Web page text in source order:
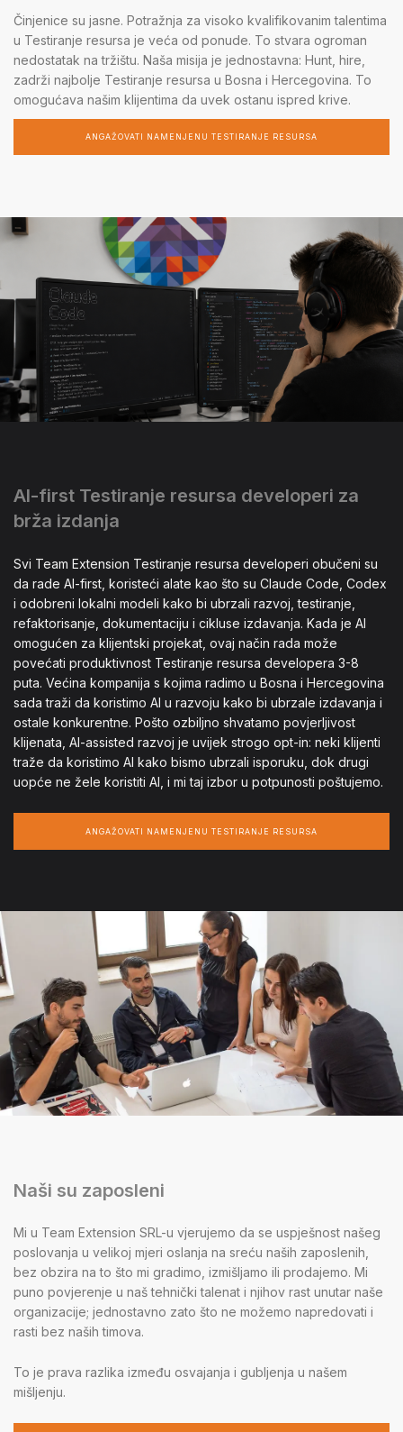
Činjenice su jasne. Potražnja za visoko kvalifikovanim talentima
u Testiranje resursa je veća od ponude. To stvara ogroman
nedostatak na tržištu. Naša misija je jednostavna: Hunt, hire,
zadrži najbolje Testiranje resursa u Bosna i Hercegovina. To
omogućava našim klijentima da uvek ostanu ispred krive.
ANGAŽOVATI NAMENJENU TESTIRANJE RESURSA
AI-first Testiranje resursa developeri za
brža izdanja
Svi Team Extension Testiranje resursa developeri obučeni su
da rade AI-first, koristeći alate kao što su Claude Code, Codex
i odobreni lokalni modeli kako bi ubrzali razvoj, testiranje,
refaktorisanje, dokumentaciju i cikluse izdavanja. Kada je AI
omogućen za klijentski projekat, ovaj način rada može
povećati produktivnost Testiranje resursa developera 3-8
puta. Većina kompanija s kojima radimo u Bosna i Hercegovina
sada traži da koristimo AI u razvoju kako bi ubrzale izdavanja i
ostale konkurentne. Pošto ozbiljno shvatamo povjerljivost
klijenata, AI-assisted razvoj je uvijek strogo opt-in: neki klijenti
traže da koristimo AI kako bismo ubrzali isporuku, dok drugi
uopće ne žele koristiti AI, i mi taj izbor u potpunosti poštujemo.
ANGAŽOVATI NAMENJENU TESTIRANJE RESURSA
Naši su zaposleni
Mi u Team Extension SRL-u vjerujemo da se uspješnost našeg
poslovanja u velikoj mjeri oslanja na sreću naših zaposlenih,
bez obzira na to što mi gradimo, izmišljamo ili prodajemo. Mi
puno povjerenje u naš tehnički talenat i njihov rast unutar naše
organizacije; jednostavno zato što ne možemo napredovati i
rasti bez naših timova.
To je prava razlika između osvajanja i gubljenja u našem
mišljenju.